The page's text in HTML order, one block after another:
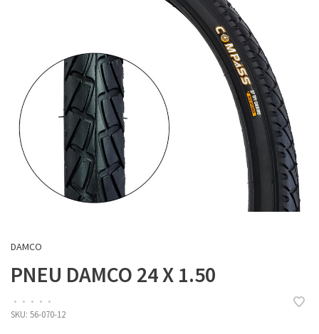
DAMCO
PNEU DAMCO 24 X 1.50
• • • • •
SKU: 56-070-12